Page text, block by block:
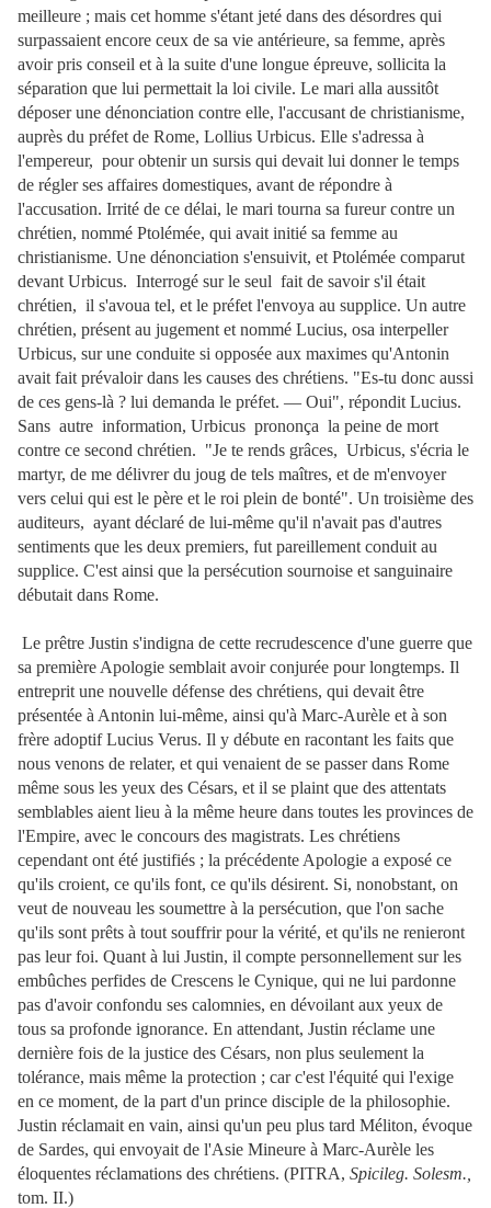
meilleure ; mais cet homme s'étant jeté dans des désordres qui
surpassaient encore ceux de sa vie antérieure, sa femme, après
avoir pris conseil et à la suite d'une longue épreuve, sollicita la
séparation que lui permettait la loi civile. Le mari alla aussitôt
déposer une dénonciation contre elle, l'accusant de christianisme,
auprès du préfet de Rome, Lollius Urbicus. Elle s'adressa à
l'empereur, pour obtenir un sursis qui devait lui donner le temps
de régler ses affaires domestiques, avant de répondre à
l'accusation. Irrité de ce délai, le mari tourna sa fureur contre un
chrétien, nommé Ptolémée, qui avait initié sa femme au
christianisme. Une dénonciation s'ensuivit, et Ptolémée comparut
devant Urbicus. Interrogé sur le seul fait de savoir s'il était
chrétien, il s'avoua tel, et le préfet l'envoya au supplice. Un autre
chrétien, présent au jugement et nommé Lucius, osa interpeller
Urbicus, sur une conduite si opposée aux maximes qu'Antonin
avait fait prévaloir dans les causes des chrétiens. "Es-tu donc aussi
de ces gens-là ? lui demanda le préfet. — Oui", répondit Lucius.
Sans autre information, Urbicus prononça la peine de mort
contre ce second chrétien. "Je te rends grâces, Urbicus, s'écria le
martyr, de me délivrer du joug de tels maîtres, et de m'envoyer
vers celui qui est le père et le roi plein de bonté". Un troisième des
auditeurs, ayant déclaré de lui-même qu'il n'avait pas d'autres
sentiments que les deux premiers, fut pareillement conduit au
supplice. C'est ainsi que la persécution sournoise et sanguinaire
débutait dans Rome.
Le prêtre Justin s'indigna de cette recrudescence d'une guerre que
sa première Apologie semblait avoir conjurée pour longtemps. Il
entreprit une nouvelle défense des chrétiens, qui devait être
présentée à Antonin lui-même, ainsi qu'à Marc-Aurèle et à son
frère adoptif Lucius Verus. Il y débute en racontant les faits que
nous venons de relater, et qui venaient de se passer dans Rome
même sous les yeux des Césars, et il se plaint que des attentats
semblables aient lieu à la même heure dans toutes les provinces de
l'Empire, avec le concours des magistrats. Les chrétiens
cependant ont été justifiés ; la précédente Apologie a exposé ce
qu'ils croient, ce qu'ils font, ce qu'ils désirent. Si, nonobstant, on
veut de nouveau les soumettre à la persécution, que l'on sache
qu'ils sont prêts à tout souffrir pour la vérité, et qu'ils ne renieront
pas leur foi. Quant à lui Justin, il compte personnellement sur les
embûches perfides de Crescens le Cynique, qui ne lui pardonne
pas d'avoir confondu ses calomnies, en dévoilant aux yeux de
tous sa profonde ignorance. En attendant, Justin réclame une
dernière fois de la justice des Césars, non plus seulement la
tolérance, mais même la protection ; car c'est l'équité qui l'exige
en ce moment, de la part d'un prince disciple de la philosophie.
Justin réclamait en vain, ainsi qu'un peu plus tard Méliton, évoque
de Sardes, qui envoyait de l'Asie Mineure à Marc-Aurèle les
éloquentes réclamations des chrétiens. (PITRA, Spicileg. Solesm.,
tom. II.)